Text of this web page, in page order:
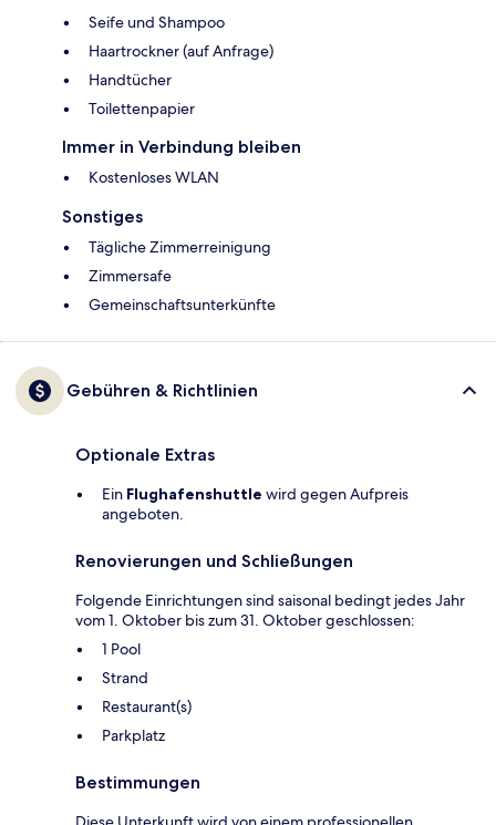
Seife und Shampoo
Haartrockner (auf Anfrage)
Handtücher
Toilettenpapier
Immer in Verbindung bleiben
Kostenloses WLAN
Sonstiges
Tägliche Zimmerreinigung
Zimmersafe
Gemeinschaftsunterkünfte
Gebühren & Richtlinien
Optionale Extras
Ein Flughafenshuttle wird gegen Aufpreis
angeboten.
Renovierungen und Schließungen
Folgende Einrichtungen sind saisonal bedingt jedes Jahr
vom 1. Oktober bis zum 31. Oktober geschlossen:
1 Pool
Strand
Restaurant(s)
Parkplatz
Bestimmungen